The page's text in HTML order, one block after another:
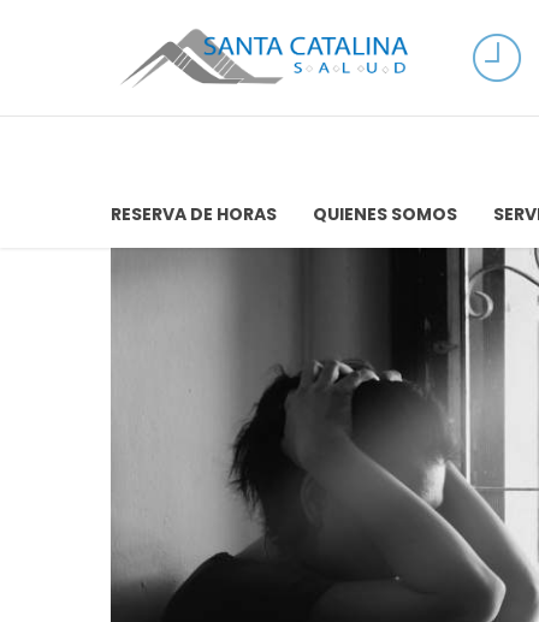
RESERVA DE HORAS QUIENES SOMOS